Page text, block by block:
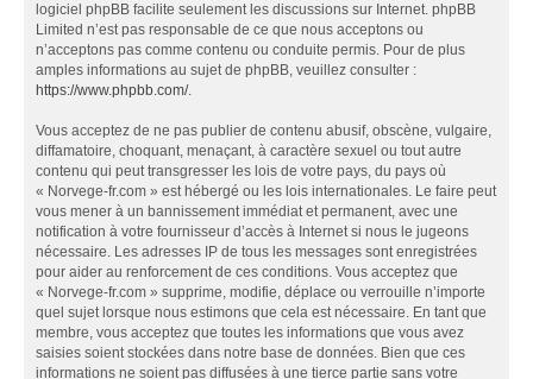
logiciel phpBB facilite seulement les discussions sur Internet. phpBB
Limited n’est pas responsable de ce que nous acceptons ou
n’acceptons pas comme contenu ou conduite permis. Pour de plus
amples informations au sujet de phpBB, veuillez consulter :
https://www.phpbb.com/.
Vous acceptez de ne pas publier de contenu abusif, obscène, vulgaire,
diffamatoire, choquant, menaçant, à caractère sexuel ou tout autre
contenu qui peut transgresser les lois de votre pays, du pays où
« Norvege-fr.com » est hébergé ou les lois internationales. Le faire peut
vous mener à un bannissement immédiat et permanent, avec une
notification à votre fournisseur d’accès à Internet si nous le jugeons
nécessaire. Les adresses IP de tous les messages sont enregistrées
pour aider au renforcement de ces conditions. Vous acceptez que
« Norvege-fr.com » supprime, modifie, déplace ou verrouille n’importe
quel sujet lorsque nous estimons que cela est nécessaire. En tant que
membre, vous acceptez que toutes les informations que vous avez
saisies soient stockées dans notre base de données. Bien que ces
informations ne soient pas diffusées à une tierce partie sans votre